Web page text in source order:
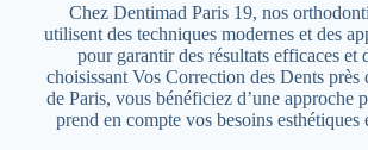
Chez Dentimad Paris 19, nos
utilisent des techniques modernes et des
pour garantir des résultats efficaces et
choisissant Vos Correction des Dents près
de Paris, vous bénéficiez d’une approche
prend en compte vos besoins esthétiques